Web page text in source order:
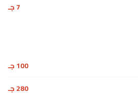
7 جـ
100 جـ
280 جـ